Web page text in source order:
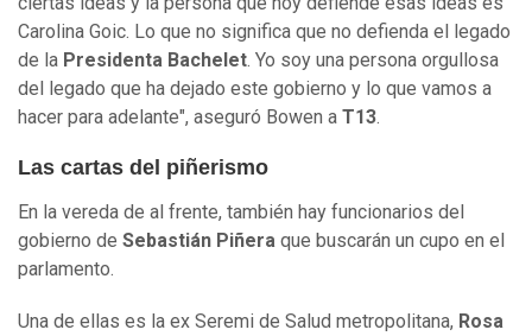
Carolina Goic. Lo que no significa que no defienda el legado
de la Presidenta Bachelet. Yo soy una persona orgullosa
del legado que ha dejado este gobierno y lo que vamos a
hacer para adelante", aseguró Bowen a T13.
Las cartas del piñerismo
En la vereda de al frente, también hay funcionarios del
gobierno de Sebastián Piñera que buscarán un cupo en el
parlamento.
Una de ellas es la ex Seremi de Salud metropolitana, Rosa